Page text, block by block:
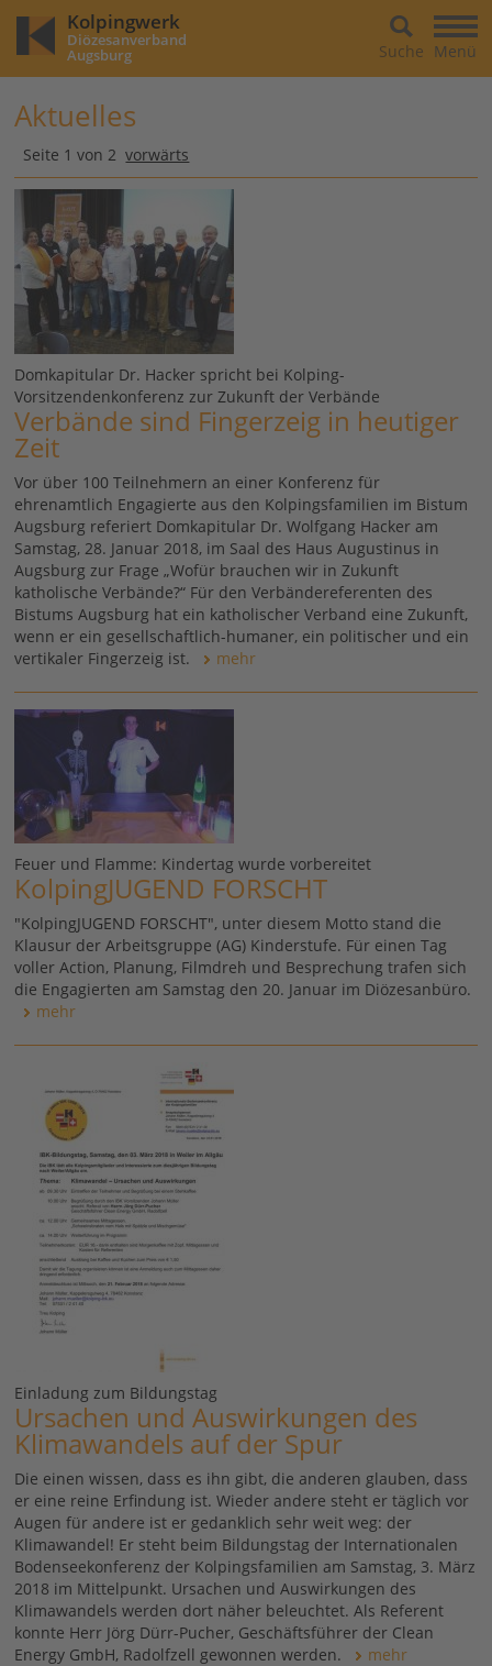
Kolpingwerk
Diözesanverband
Augsburg Menü
Suche
Aktuelles
Seite 1 von 2vorwärts
Domkapitular Dr. Hacker spricht bei Kolping-
Vorsitzendenkonferenz zur Zukunft der Verbände
Verbände sind Fingerzeig in heutiger
Zeit
Vor über 100 Teilnehmern an einer Konferenz für
ehrenamtlich Engagierte aus den Kolpingsfamilien im Bistum
Augsburg referiert Domkapitular Dr. Wolfgang Hacker am
Samstag, 28. Januar 2018, im Saal des Haus Augustinus in
Augsburg zur Frage „Wofür brauchen wir in Zukunft
katholische Verbände?“ Für den Verbändereferenten des
Bistums Augsburg hat ein katholischer Verband eine Zukunft,
wenn er ein gesellschaftlich-humaner, ein politischer und ein
vertikaler Fingerzeig ist.
mehr
Feuer und Flamme: Kindertag wurde vorbereitet
KolpingJUGEND FORSCHT
"KolpingJUGEND FORSCHT", unter diesem Motto stand die
Klausur der Arbeitsgruppe (AG) Kinderstufe. Für einen Tag
voller Action, Planung, Filmdreh und Besprechung trafen sich
die Engagierten am Samstag den 20. Januar im Diözesanbüro.
mehr
Einladung zum Bildungstag
Ursachen und Auswirkungen des
Klimawandels auf der Spur
Die einen wissen, dass es ihn gibt, die anderen glauben, dass
er eine reine Erfindung ist. Wieder andere steht er täglich vor
Augen für andere ist er gedanklich sehr weit weg: der
Klimawandel! Er steht beim Bildungstag der Internationalen
Bodenseekonferenz der Kolpingsfamilien am Samstag, 3. März
2018 im Mittelpunkt. Ursachen und Auswirkungen des
Klimawandels werden dort näher beleuchtet. Als Referent
konnte Herr Jörg Dürr-Pucher, Geschäftsführer der Clean
Energy GmbH, Radolfzell gewonnen werden.
mehr